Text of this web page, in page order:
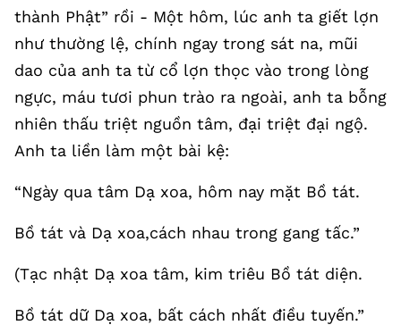
thành Phật” rồi - Một hôm, lúc anh ta giết lợn
như thường lệ, chính ngay trong sát na, mũi
dao của anh ta từ cổ lợn thọc vào trong lòng
ngực, máu tươi phun trào ra ngoài, anh ta bỗng
nhiên thấu triệt nguồn tâm, đại triệt đại ngộ.
Anh ta liền làm một bài kệ:
“Ngày qua tâm Dạ xoa, hôm nay mặt Bồ tát.
Bồ tát và Dạ xoa,cách nhau trong gang tấc.”
(Tạc nhật Dạ xoa tâm, kim triêu Bồ tát diện.
Bồ tát dữ Dạ xoa, bất cách nhất điều tuyến.”